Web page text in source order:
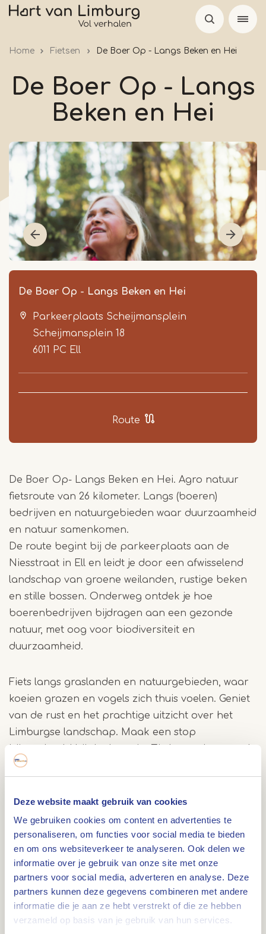
Deze website maakt gebruik van cookies
We gebruiken cookies om content en advertenties te
personaliseren, om functies voor social media te bieden
en om ons websiteverkeer te analyseren. Ook delen we
informatie over je gebruik van onze site met onze
partners voor social media, adverteren en analyse. Deze
partners kunnen deze gegevens combineren met andere
informatie die je aan ze hebt verstrekt of die ze hebben
verzameld op basis van je gebruik van hun services.
Overslaan
inhoud
gaan
Home Fietsen De Boer Op - Langs Beken en Hei
De Boer Op - Langs
Beken en Hei
De Boer Op - Langs Beken en Hei
Parkeerplaats Scheijmansplein
Scheijmansplein 18
6011 PC Ell
Route
De Boer Op- Langs Beken en Hei. Agro natuur
fietsroute van 26 kilometer. Langs (boeren)
bedrijven en natuurgebieden waar duurzaamheid
en natuur samenkomen.
De route begint bij de parkeerplaats aan de
Niesstraat in Ell en leidt je door een afwisselend
landschap van groene weilanden, rustige beken
en stille bossen. Onderweg ontdek je hoe
boerenbedrijven bijdragen aan een gezonde
natuur, met oog voor biodiversiteit en
duurzaamheid.
Fiets langs graslanden en natuurgebieden, waar
koeien grazen en vogels zich thuis voelen. Geniet
van de rust en het prachtige uitzicht over het
Limburgse landschap. Maak een stop
zorg voor het land en de dieren, van biologische
De route voert je ook door het unieke
natuurgebied De Krang, met z'n prachtige
uitzichten en rijke flora.
Een initiatief voor natuur en landbouw
Deze unieke fietsroute is een initiatief van
Plattelandscoöperatie